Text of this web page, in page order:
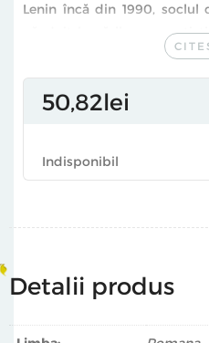
Lenin încă din 1990, soclul
găzduit lucrările unor
Mihai Balko, Bogdan
Scripcariu, Aurel Tar sau
inclus în volum este
pe Magda Cârneci, Luiza
amplasarea unei replici a
Caragea, intitulată Ciocan
Presei Libere din
50 82lei
Indisponibil
Detalii produs